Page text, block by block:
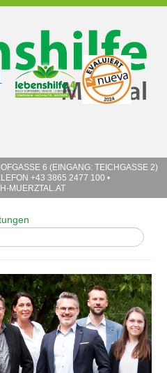
6 (EINGANG: TEICHGASSE 2)
+43 3865 2477 100 •
MUERZTAL.AT